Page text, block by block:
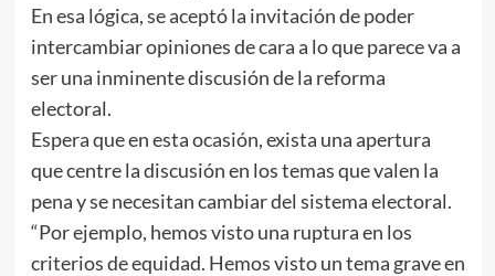
En esa lógica, se aceptó la invitación de poder
intercambiar opiniones de cara a lo que parece va a
ser una inminente discusión de la reforma
electoral.
Espera que en esta ocasión, exista una apertura
que centre la discusión en los temas que valen la
pena y se necesitan cambiar del sistema electoral.
“Por ejemplo, hemos visto una ruptura en los
criterios de equidad. Hemos visto un tema grave en